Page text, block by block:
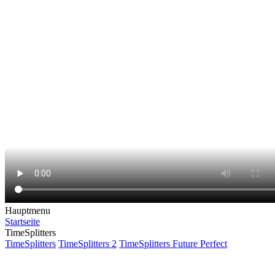
Hauptmenu
Startseite
TimeSplitters
TimeSplitters TimeSplitters 2 TimeSplitters Future Perfect